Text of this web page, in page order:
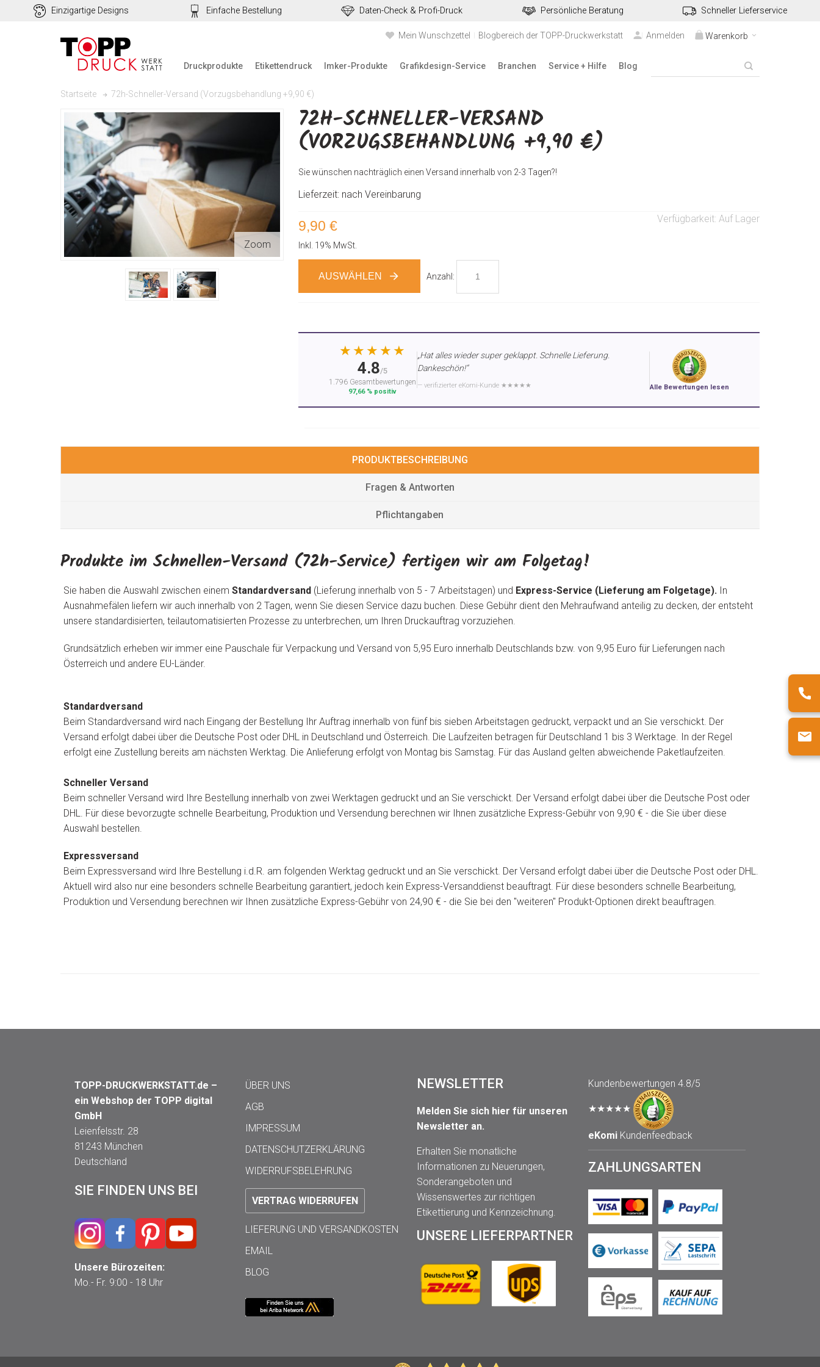
Einzigartige Designs Einfache Bestellung Daten-Check & Profi-Druck Persönliche Beratung Schneller Lieferservice
Warenkorb
Mein Wunschzettel Blogbereich der TOPP-Druckwerkstatt Anmelden
Druckprodukte Etikettendruck Imker-Produkte Grafikdesign-Service Branchen Service + Hilfe Blog
Startseite 72h-Schneller-Versand (Vorzugsbehandlung +9,90 €)
Zoom
72H-SCHNELLER-VERSAND
(VORZUGSBEHANDLUNG +9,90 €)
Sie wünschen nachträglich einen Versand innerhalb von 2-3 Tagen?!
Lieferzeit: nach Vereinbarung
Verfügbarkeit: Auf Lager
9,90 €
Inkl. 19% MwSt.
Anzahl:
AUSWÄHLEN
★★★★★
4.8/5
1.796 Gesamtbewertungen
97,66 % positiv
„Hat alles wieder super geklappt. Schnelle Lieferung.
Dankeschön!“
— verifizierter eKomi-Kunde ★★★★★ Alle Bewertungen lesen
PRODUKTBESCHREIBUNG
Fragen & Antworten
Pflichtangaben
Produkte im Schnellen-Versand (72h-Service) fertigen wir am Folgetag!
Sie haben die Auswahl zwischen einemStandardversand (Lieferung innerhalb von 5 - 7 Arbeitstagen) und Express-Service (Lieferung am Folgetage). In
Ausnahmefälen liefern wir auch innerhalb von 2 Tagen, wenn Sie diesen Service dazu buchen. Diese Gebühr dient den Mehraufwand anteilig zu decken, der entsteht
unsere standardisierten, teilautomatisierten Prozesse zu unterbrechen, um Ihren Druckauftrag vorzuziehen.
Grundsätzlich erheben wir immer eine Pauschale für Verpackung und Versand von 5,95 Euro innerhalb Deutschlands bzw. von 9,95 Euro für Lieferungen nach
Österreich und andere EU-Länder.
Standardversand
Beim Standardversand wird nach Eingang der Bestellung Ihr Auftrag innerhalb von fünf bis sieben Arbeitstagen gedruckt, verpackt und an Sie verschickt. Der
Versand erfolgt dabei über die Deutsche Post oder DHL in Deutschland und Österreich. Die Laufzeiten betragen für Deutschland 1 bis 3 Werktage. In der Regel
erfolgt eine Zustellung bereits am nächsten Werktag. Die Anlieferung erfolgt von Montag bis Samstag. Für das Ausland gelten abweichende Paketlaufzeiten.
Schneller Versand
Beim schneller Versand wird Ihre Bestellung innerhalb von zwei Werktagen gedruckt und an Sie verschickt. Der Versand erfolgt dabei über die Deutsche Post oder
DHL. Für diese bevorzugte schnelle Bearbeitung, Produktion und Versendung berechnen wir Ihnen zusätzliche Express-Gebühr von 9,90 € - die Sie über diese
Auswahl bestellen.
Expressversand
Beim Expressversand wird Ihre Bestellung i.d.R. am folgenden Werktag gedruckt und an Sie verschickt. Der Versand erfolgt dabei über die Deutsche Post oder DHL.
Aktuell wird also nur eine besonders schnelle Bearbeitung garantiert, jedoch kein Express-Versanddienst beauftragt. Für diese besonders schnelle Bearbeitung,
Produktion und Versendung berechnen wir Ihnen zusätzliche Express-Gebühr von 24,90 € - die Sie bei den "weiteren" Produkt-Optionen direkt beauftragen.
TOPP-DRUCKWERKSTATT.de –
ein Webshop der TOPP digital
GmbH
Leienfelsstr. 28
81243 München
Deutschland
SIE FINDEN UNS BEI
Unsere Bürozeiten:
Mo.- Fr. 9:00 - 18 Uhr
ÜBER UNS
AGB
IMPRESSUM
DATENSCHUTZERKLÄRUNG
WIDERRUFSBELEHRUNG
VERTRAG WIDERRUFEN
LIEFERUNG UND VERSANDKOSTEN
EMAIL
BLOG
NEWSLETTER
Melden Sie sich hier für unseren
Newsletter an.
Erhalten Sie monatliche
Informationen zu Neuerungen,
Sonderangeboten und
Wissenswertes zur richtigen
Etikettierung und Kennzeichnung.
UNSERE LIEFERPARTNER
Kundenbewertungen 4.8/5
★★★★★
eKomiKundenfeedback
ZAHLUNGSARTEN